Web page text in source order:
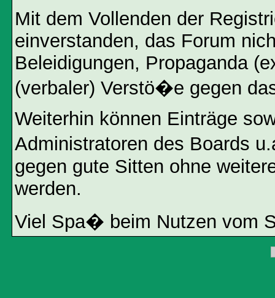
Mit dem Vollenden der
einverstanden, das Forum
Beleidigungen, Propaganda
(verbaler) Verstö�e gegen
Weiterhin können Einträge
Administratoren des Boards
gegen gute Sitten ohne
werden.
Viel Spa� beim Nutzen vom